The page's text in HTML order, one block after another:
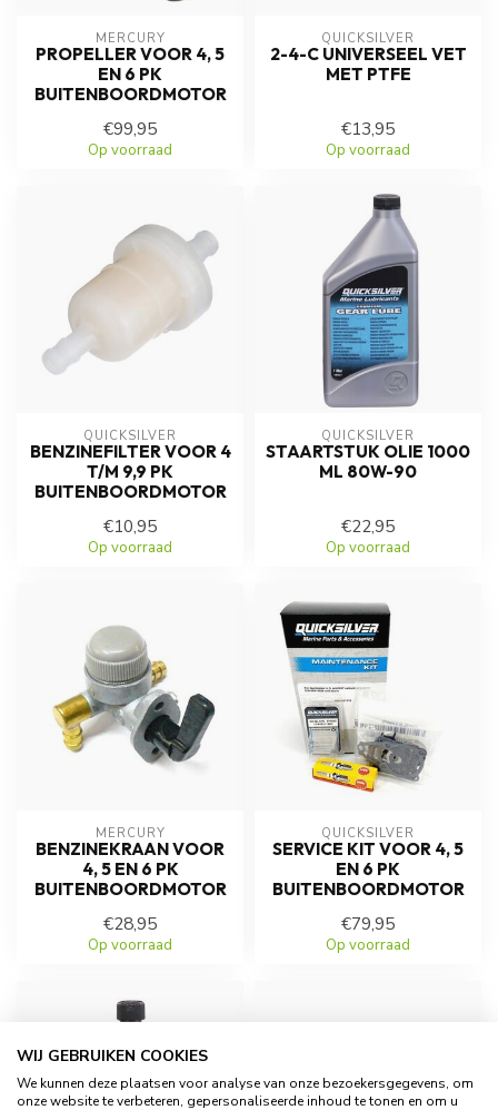
MERCURY
PROPELLER VOOR 4, 5
EN 6 PK
BUITENBOORDMOTOR
€99,95
Op voorraad
QUICKSILVER
2-4-C UNIVERSEEL VET
MET PTFE
€13,95
Op voorraad
QUICKSILVER
BENZINEFILTER VOOR 4
T/M 9,9 PK
BUITENBOORDMOTOR
€10,95
Op voorraad
QUICKSILVER
STAARTSTUK OLIE 1000
ML 80W-90
€22,95
Op voorraad
MERCURY
BENZINEKRAAN VOOR
4, 5 EN 6 PK
BUITENBOORDMOTOR
€28,95
Op voorraad
QUICKSILVER
SERVICE KIT VOOR 4, 5
EN 6 PK
BUITENBOORDMOTOR
€79,95
Op voorraad
WIJ GEBRUIKEN COOKIES
We kunnen deze plaatsen voor analyse van onze bezoekersgegevens, om
onze website te verbeteren, gepersonaliseerde inhoud te tonen en om u